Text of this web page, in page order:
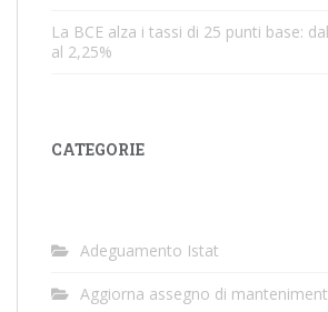
La BCE alza i tassi di 25 punti base:
al 2,25%
CATEGORIE
Adeguamento Istat
Aggiorna assegno di